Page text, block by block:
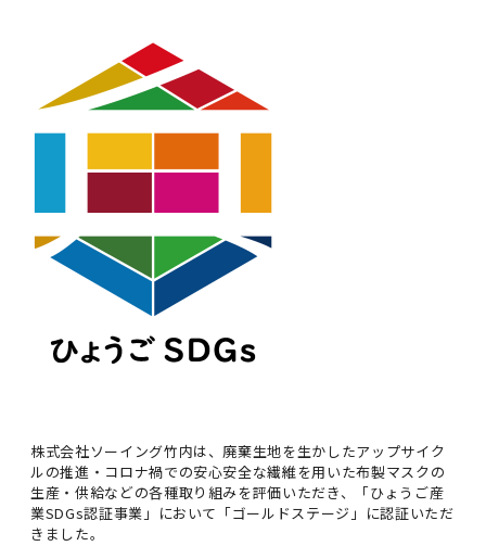
株式会社ソーイング竹内は、廃棄生地を生かしたアップサイク
ルの推進・コロナ禍での安心安全な繊維を用いた布製マスクの
生産・供給などの各種取り組みを評価いただき、「ひょうご産
業SDGs認証事業」において「ゴールドステージ」に認証いただ
きました。